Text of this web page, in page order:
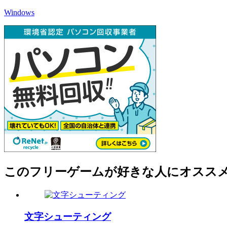
Windows
このフリーゲームが好きな人にオスス
文字シューティング